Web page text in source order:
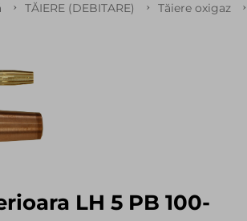
TĂIERE (DEBITARE) Tăiere oxigaz
LH 5 PB 100-